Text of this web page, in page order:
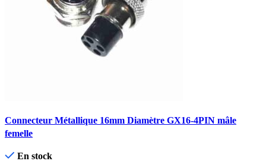
Aperçu rapide
Ajouter à la liste de souhaits
Connecteur Métallique 16mm Diamètre GX16-4PIN mâle
femelle
En stock